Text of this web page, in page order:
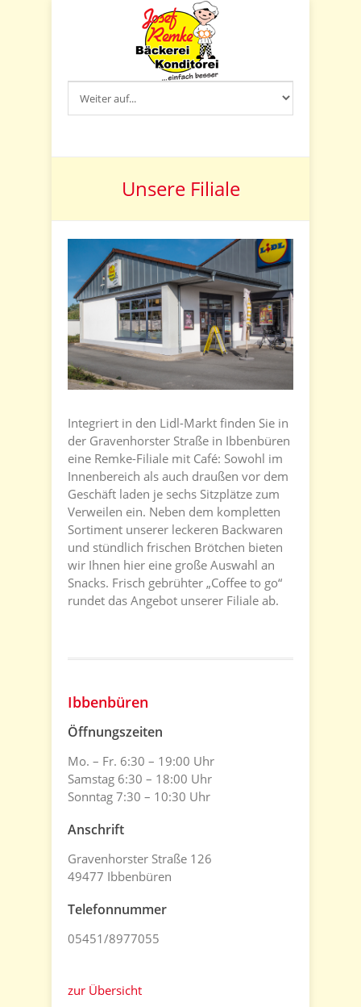
Unsere Filiale
Integriert in den Lidl-Markt finden Sie in
der Gravenhorster Straße in Ibbenbüren
eine Remke-Filiale mit Café: Sowohl im
Innenbereich als auch draußen vor dem
Geschäft laden je sechs Sitzplätze zum
Verweilen ein. Neben dem kompletten
Sortiment unserer leckeren Backwaren
und stündlich frischen Brötchen bieten
wir Ihnen hier eine große Auswahl an
Snacks. Frisch gebrühter „Coffee to go“
rundet das Angebot unserer Filiale ab.
Ibbenbüren
Öffnungszeiten
Mo. – Fr. 6:30 – 19:00 Uhr
Samstag 6:30 – 18:00 Uhr
Sonntag 7:30 – 10:30 Uhr
Anschrift
Gravenhorster Straße 126
49477 Ibbenbüren
Telefonnummer
05451/8977055
zur Übersicht